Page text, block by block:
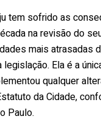
tem sofrido as
na revisão do
mais atrasadas
Ela é a
qualquer
da Cidade,
Paulo.